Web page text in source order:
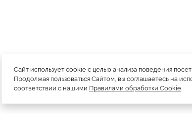
Сайт использует cookie с целью анализа поведения
Продолжая пользоваться Сайтом, вы соглашаетесь на
соответствии с нашими Правилами обработки Cookie.